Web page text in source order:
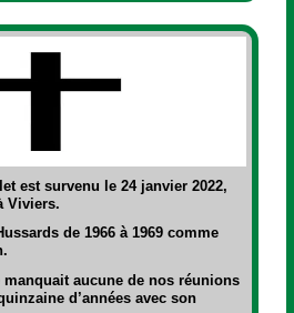
est survenu le 24 janvier 2022,
Viviers.
de 1966 à 1969 comme
aucune de nos réunions
d’années avec son